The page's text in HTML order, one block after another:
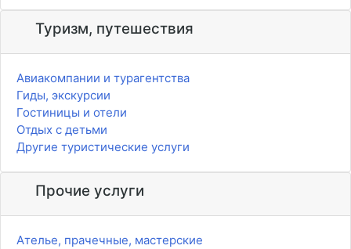
Туризм, путешествия
Авиакомпании и турагентства
Гиды, экскурсии
Гостиницы и отели
Отдых с детьми
Другие туристические услуги
Прочие услуги
Ателье, прачечные, мастерские